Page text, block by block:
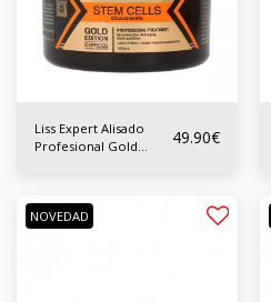
Liss Expert Alisado
Profesional Gold
49.90€
NOVEDAD